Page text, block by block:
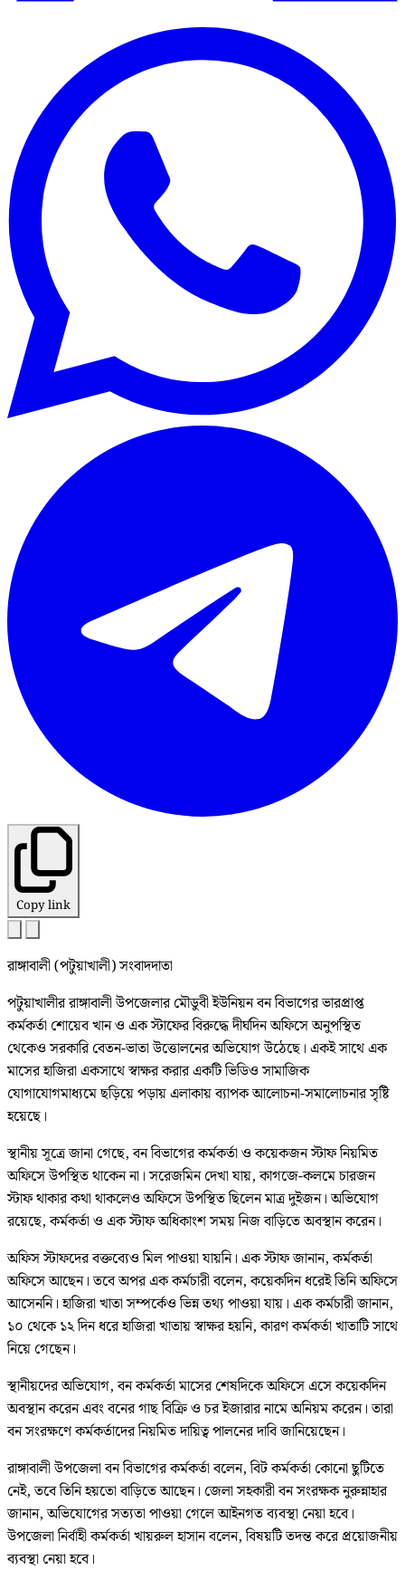
Copy link
রাঙ্গাবালী (পটুয়াখালী) সংবাদদাতা
পটুয়াখালীর রাঙ্গাবালী উপজেলার মৌডুবী ইউনিয়ন বন বিভাগের ভারপ্রাপ্ত
কর্মকর্তা শোয়েব খান ও এক স্টাফের বিরুদ্ধে দীর্ঘদিন অফিসে অনুপস্থিত
থেকেও সরকারি বেতন-ভাতা উত্তোলনের অভিযোগ উঠেছে। একই সাথে এক
মাসের হাজিরা একসাথে স্বাক্ষর করার একটি ভিডিও সামাজিক
যোগাযোগমাধ্যমে ছড়িয়ে পড়ায় এলাকায় ব্যাপক আলোচনা-সমালোচনার সৃষ্টি
হয়েছে।
স্থানীয় সূত্রে জানা গেছে, বন বিভাগের কর্মকর্তা ও কয়েকজন স্টাফ নিয়মিত
অফিসে উপস্থিত থাকেন না। সরেজমিন দেখা যায়, কাগজে-কলমে চারজন
স্টাফ থাকার কথা থাকলেও অফিসে উপস্থিত ছিলেন মাত্র দুইজন। অভিযোগ
রয়েছে, কর্মকর্তা ও এক স্টাফ অধিকাংশ সময় নিজ বাড়িতে অবস্থান করেন।
অফিস স্টাফদের বক্তব্যেও মিল পাওয়া যায়নি। এক স্টাফ জানান, কর্মকর্তা
অফিসে আছেন। তবে অপর এক কর্মচারী বলেন, কয়েকদিন ধরেই তিনি অফিসে
আসেননি। হাজিরা খাতা সম্পর্কেও ভিন্ন তথ্য পাওয়া যায়। এক কর্মচারী জানান,
১০ থেকে ১২ দিন ধরে হাজিরা খাতায় স্বাক্ষর হয়নি, কারণ কর্মকর্তা খাতাটি সাথে
নিয়ে গেছেন।
স্থানীয়দের অভিযোগ, বন কর্মকর্তা মাসের শেষদিকে অফিসে এসে কয়েকদিন
অবস্থান করেন এবং বনের গাছ বিক্রি ও চর ইজারার নামে অনিয়ম করেন। তারা
বন সংরক্ষণে কর্মকর্তাদের নিয়মিত দায়িত্ব পালনের দাবি জানিয়েছেন।
রাঙ্গাবালী উপজেলা বন বিভাগের কর্মকর্তা বলেন, বিট কর্মকর্তা কোনো ছুটিতে
নেই, তবে তিনি হয়তো বাড়িতে আছেন। জেলা সহকারী বন সংরক্ষক নুরুন্নাহার
জানান, অভিযোগের সত্যতা পাওয়া গেলে আইনগত ব্যবস্থা নেয়া হবে।
উপজেলা নির্বাহী কর্মকর্তা খায়রুল হাসান বলেন, বিষয়টি তদন্ত করে প্রয়োজনীয়
ব্যবস্থা নেয়া হবে।